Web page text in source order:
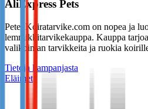
AliExpress Pets
PetenKoiratarvike.com on nopea ja
lemmikkitarvikekauppa. Kauppa
valikoiman tarvikkeita ja ruokia
Tietoja kampanjasta
Eläimet